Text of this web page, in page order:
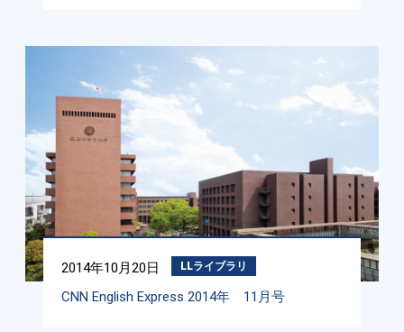
2014年10月20日 LLライブラリ
CNN English Express 2014年 11月号